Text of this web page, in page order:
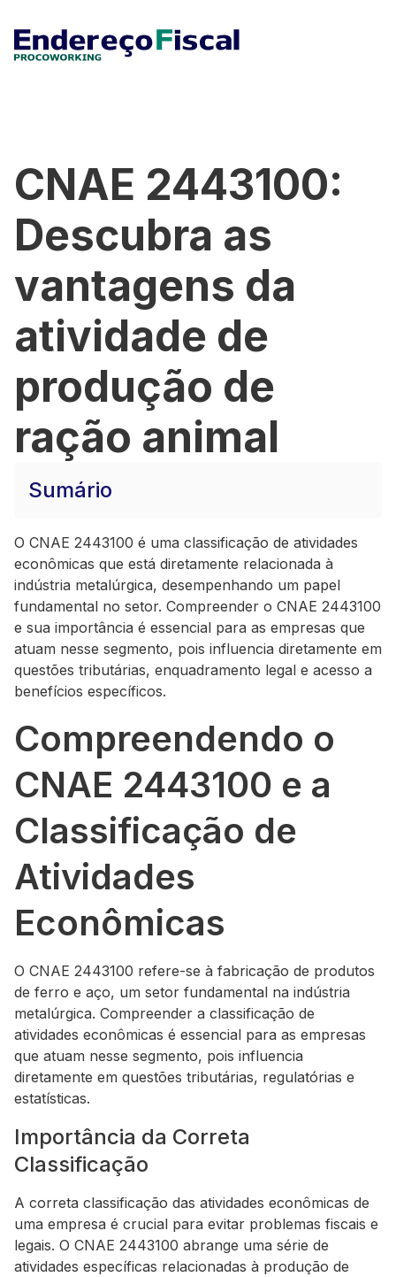
CNAE 2443100:
Descubra as
vantagens da
atividade de
produção de
ração animal
Sumário
O CNAE 2443100 é uma classificação de atividades
econômicas que está diretamente relacionada à
indústria metalúrgica, desempenhando um papel
fundamental no setor. Compreender o CNAE 2443100
e sua importância é essencial para as empresas que
atuam nesse segmento, pois influencia diretamente em
questões tributárias, enquadramento legal e acesso a
benefícios específicos.
Compreendendo o
CNAE 2443100 e a
Classificação de
Atividades
Econômicas
O CNAE 2443100 refere-se à fabricação de produtos
de ferro e aço, um setor fundamental na indústria
metalúrgica. Compreender a classificação de
atividades econômicas é essencial para as empresas
que atuam nesse segmento, pois influencia
diretamente em questões tributárias, regulatórias e
estatísticas.
Importância da Correta
Classificação
A correta classificação das atividades econômicas de
uma empresa é crucial para evitar problemas fiscais e
legais. O CNAE 2443100 abrange uma série de
atividades específicas relacionadas à produção de